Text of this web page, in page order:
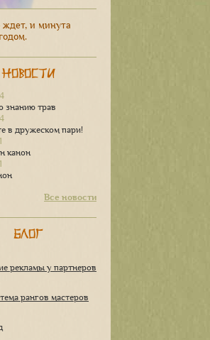
ждет, и минута
Новости
знанию трав
в дружеском пари!
канон
Все новости
Блог
рекламы у партнеров
рангов мастеров